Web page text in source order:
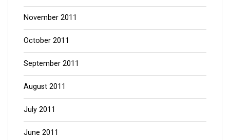
November 2011
October 2011
September 2011
August 2011
July 2011
June 2011